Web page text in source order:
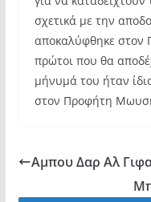
σχετικά με την
αποκαλύφθηκε στον
πρώτοι που θα
μήνυμά του ήταν
στον Προφήτη
Αμπου Δαρ Αλ